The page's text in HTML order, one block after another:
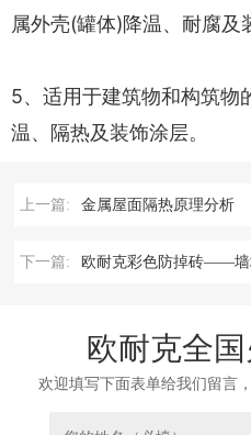
属外壳(罐体)降温、耐腐及
5、适用于建筑物和构筑物
温、隔热及装饰涂层。
上一篇: 金属屋面隔热原理分析
下一篇: 欧耐克彩色防掉砖——墙
欧耐克全
欢迎填写下面表单给我们留言